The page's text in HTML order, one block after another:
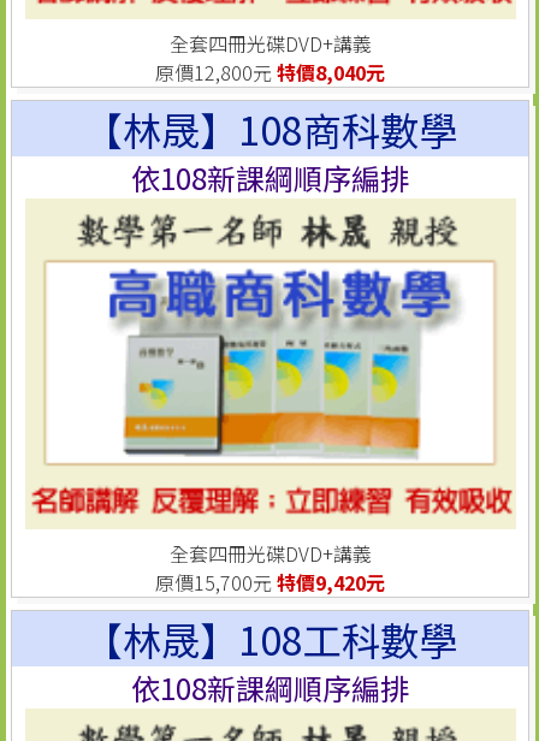
全套四冊光碟DVD+講義
原價12,800元特價8,040元
【林晟】108商科數學
依108新課綱順序編排
全套四冊光碟DVD+講義
原價15,700元特價9,420元
【林晟】108工科數學
依108新課綱順序編排